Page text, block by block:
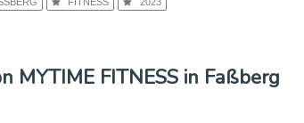
MYTIME FITNESS in Faßberg